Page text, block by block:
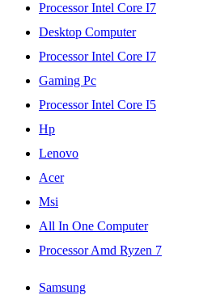
Processor Intel Core I7
Desktop Computer
Processor Intel Core I7
Gaming Pc
Processor Intel Core I5
Hp
Lenovo
Acer
Msi
All In One Computer
Processor Amd Ryzen 7
Samsung